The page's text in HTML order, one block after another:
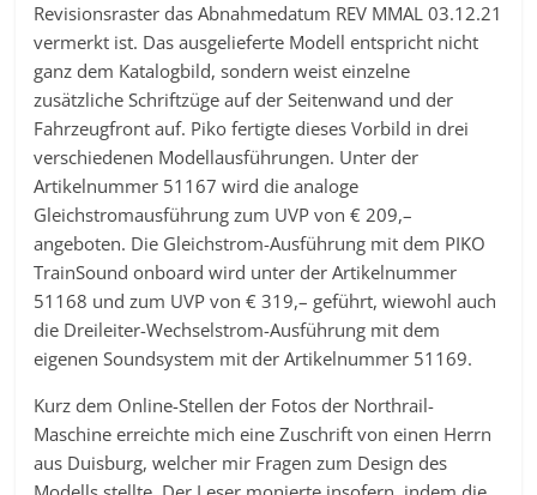
Revisionsraster das Abnahmedatum REV MMAL 03.12.21
vermerkt ist. Das ausgelieferte Modell entspricht nicht
ganz dem Katalogbild, sondern weist einzelne
zusätzliche Schriftzüge auf der Seitenwand und der
Fahrzeugfront auf. Piko fertigte dieses Vorbild in drei
verschiedenen Modellausführungen. Unter der
Artikelnummer 51167 wird die analoge
Gleichstromausführung zum UVP von € 209,–
angeboten. Die Gleichstrom-Ausführung mit dem PIKO
TrainSound onboard wird unter der Artikelnummer
51168 und zum UVP von € 319,– geführt, wiewohl auch
die Dreileiter-Wechselstrom-Ausführung mit dem
eigenen Soundsystem mit der Artikelnummer 51169.
Kurz dem Online-Stellen der Fotos der Northrail-
Maschine erreichte mich eine Zuschrift von einen Herrn
aus Duisburg, welcher mir Fragen zum Design des